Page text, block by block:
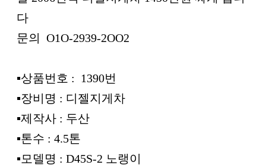
다
문의 O1O-2939-2OO2
▪︎상품번호 : 1390번
▪︎장비명 : 디젤지게차
▪︎제작사 : 두산
▪︎톤수 : 4.5톤
▪︎모델명 : D45S-2 노랭이